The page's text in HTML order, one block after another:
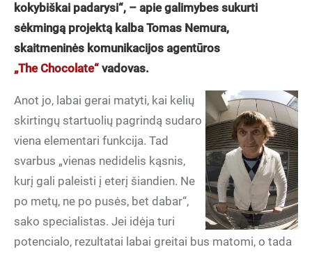
kokybiškai padarysi“, – apie galimybes sukurti
sėkmingą projektą kalba Tomas Nemura,
skaitmeninės komunikacijos agentūros
„The Chocolate“ vadovas.
Anot jo, labai gerai matyti, kai kelių
skirtingų startuolių pagrindą sudaro
viena elementari funkcija. Tad
svarbus „vienas nedidelis kąsnis,
kurį gali paleisti į eterį šiandien. Ne
po metų, ne po pusės, bet dabar“,
sako specialistas. Jei idėja turi
potencialo, rezultatai labai greitai bus matomi, o tada